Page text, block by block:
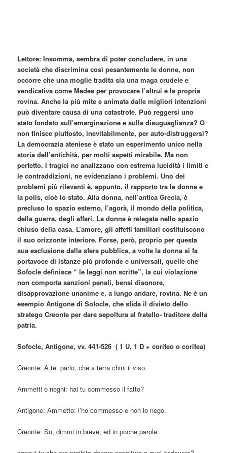
Lettore: Insomma, sembra di poter concludere, in una
società che discrimina così pesantemente le donne, non
occorre che una moglie tradita sia una maga crudele e
vendicativa come Medea per provocare l’altrui e la propria
rovina. Anche la più mite e animata dalle migliori intenzioni
può diventare causa di una catastrofe. Può reggersi uno
stato fondato sull’emarginazione e sulla disuguaglianza? O
non finisce piuttosto, inevitabilmente, per auto-distruggersi?
La democrazia ateniese è stato un esperimento unico nella
storia dell’antichità, per molti aspetti mirabile. Ma non
perfetto. I tragici ne analizzano con estrema lucidità i limiti e
le contraddizioni, ne evidenziano i problemi. Uno dei
problemi più rilevanti è, appunto, il rapporto tra le donne e
la polis, cioè lo stato. Alla donna, nell’antica Grecia, è
precluso lo spazio esterno, l’agorà, il mondo della politica,
della guerra, degli affari. La donna è relegata nello spazio
chiuso della casa. L’amore, gli affetti familiari costituiscono
il suo orizzonte interiore. Forse, però, proprio per questa
sua esclusione dalla sfera pubblica, a volte la donna si fa
portavoce di istanze più profonde e universali, quelle che
Sofocle definisce “ le leggi non scritte”, la cui violazione
non comporta sanzioni penali, bensì disonore,
disapprovazione unanime e, a lungo andare, rovina. Ne è un
esempio Antigone di Sofocle, che sfida il divieto dello
stratego Creonte per dare sepoltura al fratello- traditore della
patria.
Sofocle, Antigone, vv. 441-526 ( 1 U, 1 D + corifeo o corifea)
Creonte: A te parlo, che a terra chini il viso.
Ammetti o neghi: hai tu commesso il fatto?
Antigone: Ammetto: l’ho commesso e non lo nego.
Creonte: Su, dimmi in breve, ed in poche parole: